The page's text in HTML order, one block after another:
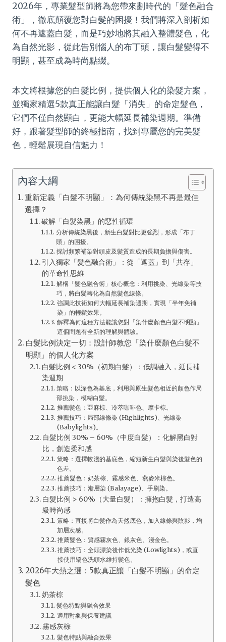
2026年，專業髮型師將為您帶來劃時代的「髮色融合
術」，徹底顛覆您對白髮的困擾！我們將深入剖析如
何不再遮蓋白髮，而是巧妙地將其融入整體髮色，化
為自然光影，從此告別惱人的布丁頭，讓白髮變得不
明顯，甚至成為時尚點綴。
本文將根據您的白髮比例，提供個人化的染髮方案，
並獨家精選5款真正能讓白髮「消失」的命定髮色，
它們不僅自然顯白，更能大幅延長補染週期。準備
好，跟著髮型師的終極指南，找到專屬您的完美髮
色，輕鬆展現自信魅力！
內容大綱
重新定義「白髮不明顯」：為何傳統染黑不再是最佳
選擇？
破解「白髮染黑」的惡性循環
分析傳統染黑後，新生白髮對比更強烈，形成「布丁
頭」的困擾。
探討頻繁補染對頭皮及髮質造成的長期負擔與傷害。
引入獨家「髮色融合術」：從「遮蓋」到「共存」
的革命性思維
解構「髮色融合術」核心概念：利用挑染、光線染等技
巧，將白髮轉化為自然髮色線條。
強調此技術如何大幅延長補染週期，實現「半年免補
染」的輕鬆效果。
解釋為何這種方法能讓您對「染什麼顏色白髮不明顯」
這個問題有全新的理解與體驗。
白髮比例決定一切：設計師教您「染什麼顏色白髮不
明顯」的個人化方案
白髮比例 < 30%（初期白髮）：低調融入，延長補
染週期
策略：以深色為基底，利用與原生髮色相近的顏色作局
部挑染，模糊白髮。
推薦髮色：亞麻棕、冷萃咖啡色、摩卡棕。
推薦技巧：局部線條染 (Highlights)、光線染
(Babylights)。
白髮比例 30% – 60%（中度白髮）：化解黑白對
比，創造柔和感
策略：選擇較淺的基底色，縮短新生白髮與染後髮色的
色差。
推薦髮色：奶茶棕、霧感米色、燕麥米棕色。
推薦技巧：漸層染 (Balayage)、手刷染。
白髮比例 > 60%（大量白髮）：擁抱白髮，打造高
級時尚感
策略：直接將白髮作為天然底色，加入線條與陰影，增
加層次感。
推薦髮色：質感霧灰色、銀灰色、淺金色。
推薦技巧：全頭漂染後作低光染 (Lowlights)，或直
接使用矯色洗頭水維持髮色。
2026年大熱之選：5款真正讓「白髮不明顯」的命定
髮色
奶茶棕
髮色特點與融合效果
適用對象與保養建議
霧感灰棕
髮色特點與融合效果